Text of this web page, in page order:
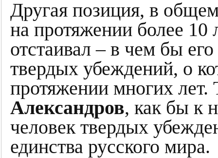
Другая позиция, в
на протяжении более 10
отстаивал – в чем бы
твердых убеждений, о
протяжении многих лет.
Александров, как бы к
человек твердых
единства русского мира.